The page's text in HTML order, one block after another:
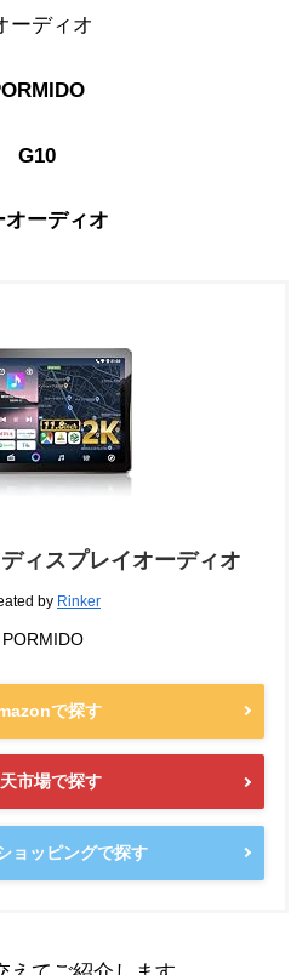
ーディオ
G10
オーディオ
ィスプレイオーディオ
by Rinker
PORMIDO
で探す
市場で探す
ョッピングで探す